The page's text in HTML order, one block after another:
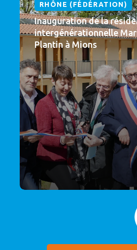
RHÔNE (FÉDÉRATION)
Inauguration de la
intergénérationnelle
Plantin à Mions